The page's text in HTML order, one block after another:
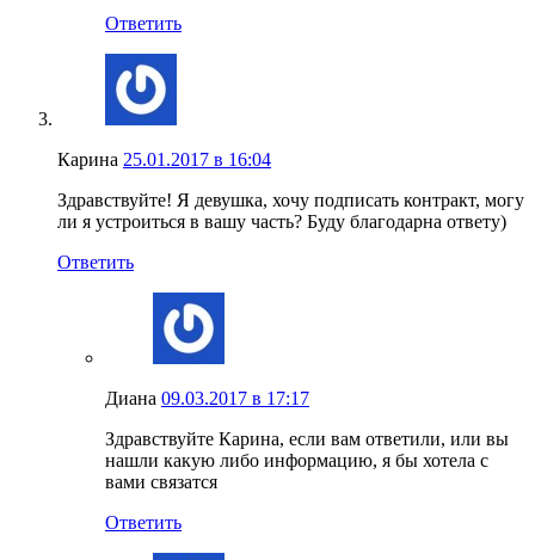
Ответить
Карина 25.01.2017 в 16:04
Здравствуйте! Я девушка, хочу подписать контракт, могу
ли я устроиться в вашу часть? Буду благодарна ответу)
Ответить
Диана 09.03.2017 в 17:17
Здравствуйте Карина, если вам ответили, или вы
нашли какую либо информацию, я бы хотела с
вами связатся
Ответить